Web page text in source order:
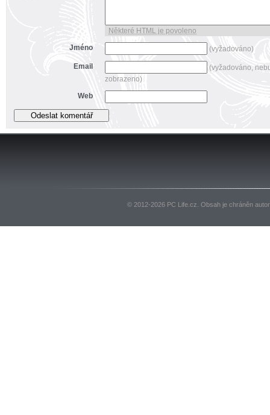
Některé HTML je povoleno
Jméno
(vyžadováno)
Email
(vyžadováno,
zobrazeno)
Web
© 2012-2026 PC Life.cz. Obsah je chráněn